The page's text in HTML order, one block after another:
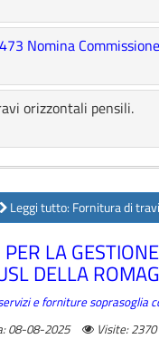
Nomina
orizzontali pensili.
Leggi tutto: Fornitura di
LA
DELLA
e forniture soprasoglia
08-08-2025 Visite: 2370